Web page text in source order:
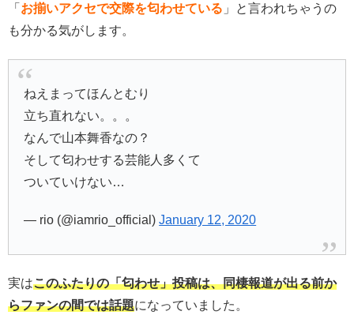
「 お揃いアクセで交際を匂わせている 」と言われちゃうの
も分かる気がします。
ねえまってほんとむり
立ち直れない。。。
なんで山本舞香なの？
そして匂わせする芸能人多くて
ついていけない…
— rio (@iamrio_official)January 12, 2020
実はこのふたりの「匂わせ」投稿は、同棲報道が出る前か
らファンの間では話題になっていました。